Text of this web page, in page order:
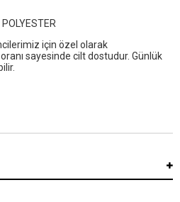
için özel olarak
sayesinde cilt dostudur. Günlük